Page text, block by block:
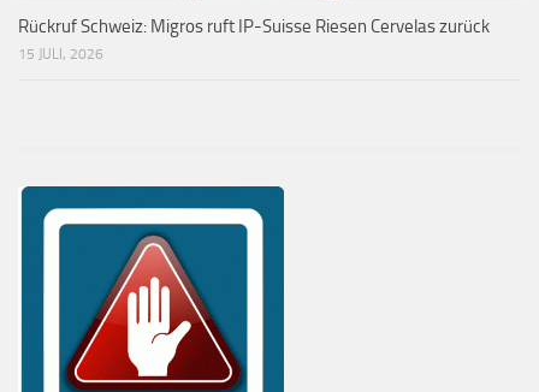
Rückruf Schweiz: Migros ruft IP-Suisse Riesen Cervelas zurück
15 JULI, 2026